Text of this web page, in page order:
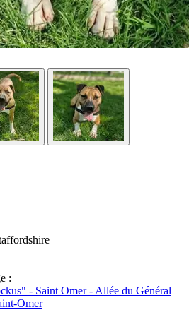
:
- Saint Omer - Allée du Général
Omer